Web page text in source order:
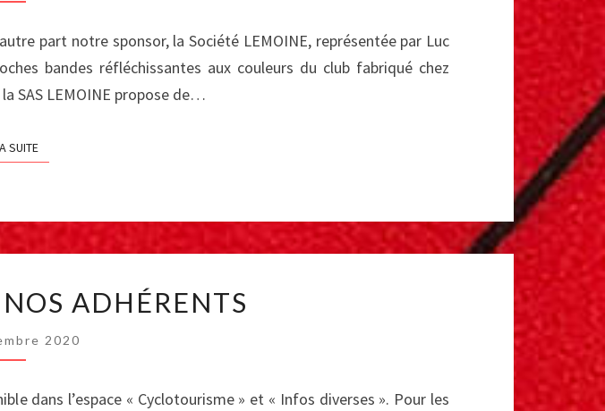
part notre sponsor, la Société LEMOINE, représentée par Luc
bandes réfléchissantes aux couleurs du club fabriqué chez
SAS LEMOINE propose de…
SUITELIRE LA SUITE
A
ADHÉRENTS
ADHÉRENTS
2020
dans l’espace « Cyclotourisme » et « Infos diverses ». Pour les